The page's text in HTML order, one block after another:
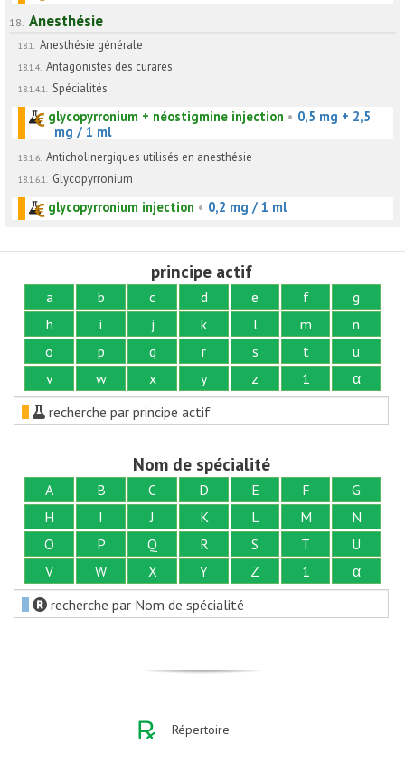
18. Anesthésie
18.1. Anesthésie générale
18.1.4. Antagonistes des curares
18.1.4.1. Spécialités
glycopyrronium + néostigmine injection • 0,5 mg + 2,5
mg / 1 ml
18.1.6. Anticholinergiques utilisés en anesthésie
18.1.6.1. Glycopyrronium
glycopyrronium injection • 0,2 mg / 1 ml
principe actif
a b c d e f
g
h
i j k l m
n
o
p q r s t
u
v
w x y z 1
α
recherche par principe actif
Nom de spécialité
A B C D E F
G
H
I J K L M
N
O
P Q R S T
U
V
W X Y Z 1
α
recherche par Nom de spécialité
Répertoire